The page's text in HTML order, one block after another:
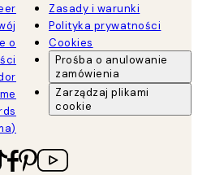
o
Zasady i warunki
Polityka prywatności
Cookies
Prośba o anulowanie
zamówienia
Zarządzaj plikami
cookie